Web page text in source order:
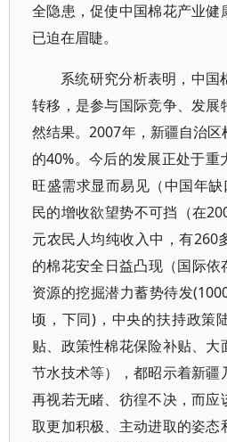
全隐患，促使中国棉花产业健
已迫在眉睫。
系统研究分析表明，中
转移，是参与国际竞争、发展
然结果。2007年，新疆自治
的40%。今后的发展正处于重
旺盛需求显而易见（中国年
民的增收欲望势不可挡（在
元农民人均纯收入中，有260
的棉花安全日益凸现（国际依
资源的挖掘潜力蓄势待发
顷，下同)，中央的扶持政策
贴、政策性棉花保险补贴、
节水技术等），都昭示着新疆
再视若无睹、彷徨不决，而应
取更加积极、主动进取的姿态